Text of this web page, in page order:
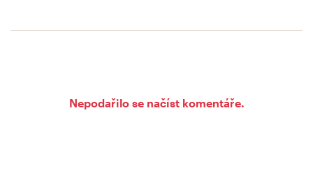
Nepodařilo se načíst komentáře.